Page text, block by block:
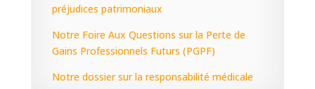
préjudices patrimoniaux
Notre Foire Aux Questions sur la Perte de
Gains Professionnels Futurs (PGPF)
Notre dossier sur la responsabilité médicale